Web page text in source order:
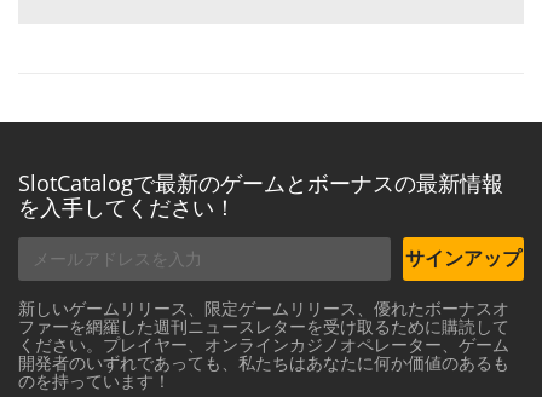
SlotCatalogで最新のゲームとボーナスの最新情報
を入手してください！
サインアップ
新しいゲームリリース、限定ゲームリリース、優れたボーナスオ
ファーを網羅した週刊ニュースレターを受け取るために購読して
ください。プレイヤー、オンラインカジノオペレーター、ゲーム
開発者のいずれであっても、私たちはあなたに何か価値のあるも
のを持っています！